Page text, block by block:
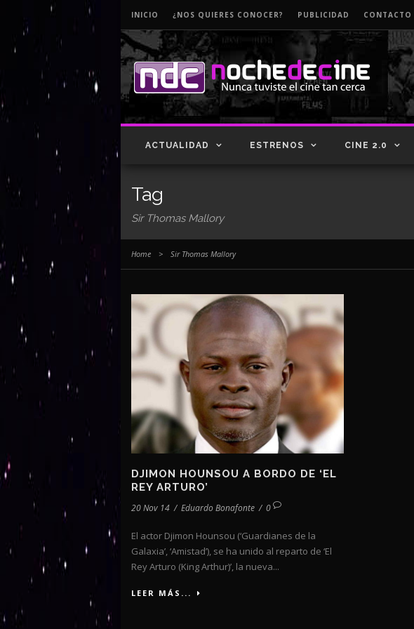
INICIO ¿NOS QUIERES CONOCER? PUBLICIDAD CONTACTO
ACTUALIDAD ESTRENOS CINE 2.0
Tag
Sir Thomas Mallory
Home > Sir Thomas Mallory
DJIMON HOUNSOU A BORDO DE ‘EL
REY ARTURO’
20 Nov 14 / Eduardo Bonafonte / 0
El actor Djimon Hounsou (‘Guardianes de la
Galaxia’, ‘Amistad’), se ha unido al reparto de ‘El
Rey Arturo (King Arthur)’, la nueva...
LEER MÁS...